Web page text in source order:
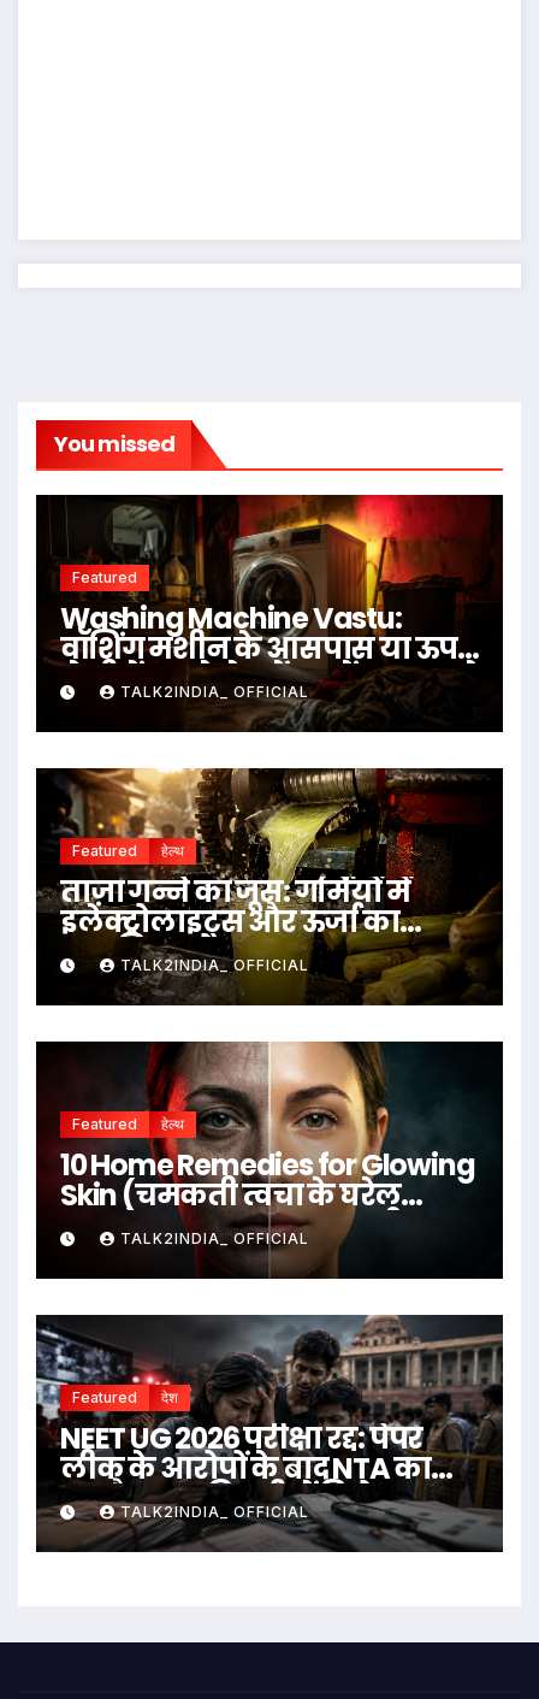
You missed
Featured
Washing Machine Vastu:
वॉशिंग मशीन के आसपास या ऊपर
ये चीजें रखने से बचें, जानें क्या कहते
हैं वास्तु नियम
TALK2INDIA_ OFFICIAL
Featured हेल्थ
ताज़ा गन्ने का जूस: गर्मियों में
इलेक्ट्रोलाइट्स और ऊर्जा का
प्राकृतिक स्रोत
TALK2INDIA_ OFFICIAL
Featured हेल्थ
10 Home Remedies for Glowing
Skin (चमकती त्वचा के घरेलू
उपाय)TALK2INDIA_ OFFICIAL
Featured देश
NEET UG 2026 परीक्षा रद्द: पेपर
लीक के आरोपों के बाद NTA का
बड़ा फैसला, दिल्ली में विरोध
प्रदर्शनTALK2INDIA_ OFFICIAL